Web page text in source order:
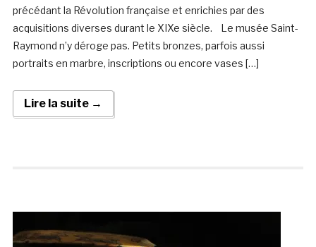
précédant la Révolution française et enrichies par des
acquisitions diverses durant le XIXe siècle. Le musée Saint-
Raymond n’y déroge pas. Petits bronzes, parfois aussi
portraits en marbre, inscriptions ou encore vases […]
Lire la suite →